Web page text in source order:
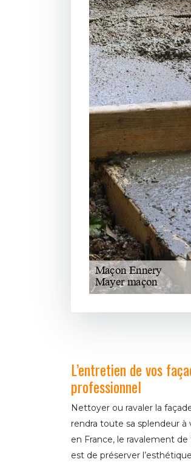
L’entretien de vos
professionnel
Nettoyer ou ravaler la
rendra toute sa splendeur à
en France, le ravalement
est de préserver